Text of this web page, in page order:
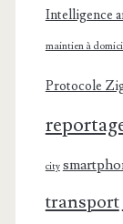
Intelligence
maintien à
Protocole
city
transport